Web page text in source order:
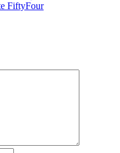
FiftyFour